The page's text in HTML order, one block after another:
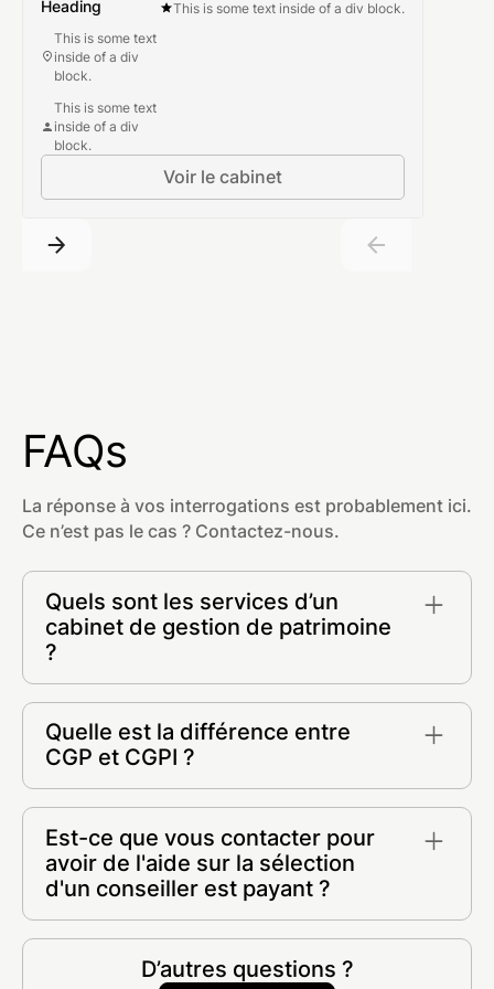
Heading
This is some text
inside of a div
block.
This is some text
inside of a div
block.
This is some text inside of a div block.
Voir le cabinet
FAQs
La réponse à vos interrogations est probablement ici.
Ce n’est pas le cas ? Contactez-nous.
Quels sont les services d’un
cabinet de gestion de patrimoine
?
investissements
- Stratégie patrimoniale et ingénierie
- Optimisation de votre fiscalité
- Conseil en gestion sur la planification de votre
succession
- Courtier en crédit
Quelle est la différence entre
CGP et CGPI ?
professionnels dans le domaine de la gestion de
patrimoine réglementés par l'ORIAS et l'AMF.
Les termes CGP et CGPI signifient
respectivement "Conseiller en Gestion de
Est-ce que vous contacter pour
avoir de l'aide sur la sélection
d'un conseiller est payant ?
gratuit et le restera pour toujours, vous pouvez
nous contacter librement et nous reviendrons
D’autres questions ?